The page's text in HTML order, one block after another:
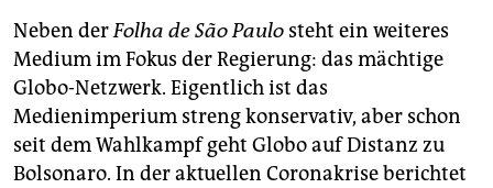
Neben derFolha de São Paulo steht ein weiteres
Medium im Fokus der Regierung: das mächtige
Globo-Netzwerk. Eigentlich ist das
Medienimperium streng konservativ, aber schon
seit dem Wahlkampf geht Globo auf Distanz zu
Bolsonaro. In der aktuellen Coronakrise berichtet